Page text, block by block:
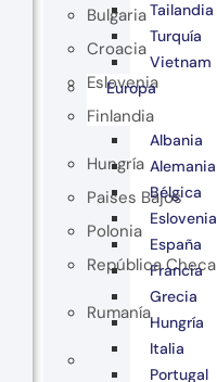
Bulgaria
Croacia
Eslovenia
Finlandia
Hungría
Paises Bajos
Polonia
República Checa
Rumanía
Tailandia
Turquía
Vietnam
Europa
Albania
Alemania
Bélgica
Eslovenia
España
Francia
Grecia
Hungría
Italia
Portugal